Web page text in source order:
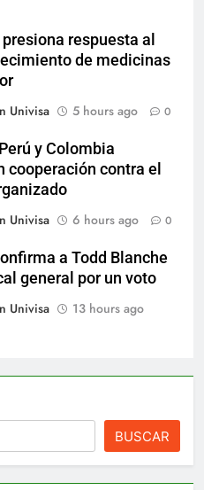
respuesta al
de medicinas
Univisa
5 hours ago 0
y Colombia
cooperación contra el
Univisa
6 hours ago 0
a Todd Blanche
general por un voto
Univisa
13 hours ago
BUSCAR